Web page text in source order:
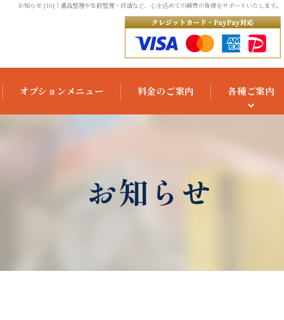
お知らせ [16] ｜遺品整理や生前整理・終活など、心を込めて川崎市の皆様をサポートいたします。
オプションメニュー 料金のご案内 各種ご案内
お知らせ